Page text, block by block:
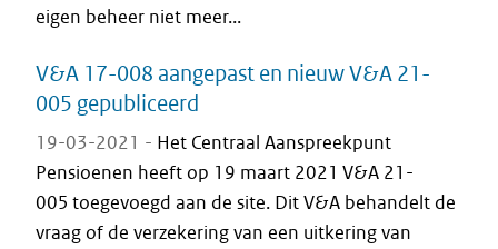
eigen beheer niet meer...
V&A 17-008 aangepast en nieuw V&A 21-
005 gepubliceerd
19-03-2021 - Het Centraal Aanspreekpunt
Pensioenen heeft op 19 maart 2021 V&A 21-
005 toegevoegd aan de site. Dit V&A behandelt de
vraag of de verzekering van een uitkering van